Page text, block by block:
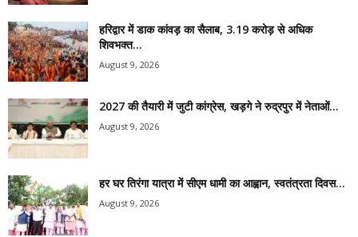
हरिद्वार में डाक कांवड़ का सैलाब, 3.19 करोड़ से अधिक
शिवभक्त...
August 9, 2026
2027 की तैयारी में जुटी कांग्रेस, खड़गे ने रुद्रपुर में नेताओं...
August 9, 2026
हर घर तिरंगा यात्रा में सीएम धामी का आह्वान, स्वतंत्रता दिवस...
August 9, 2026